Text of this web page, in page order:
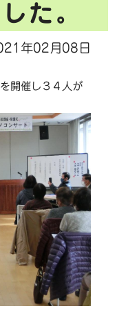
た。
年02月08日
開催し３４人が